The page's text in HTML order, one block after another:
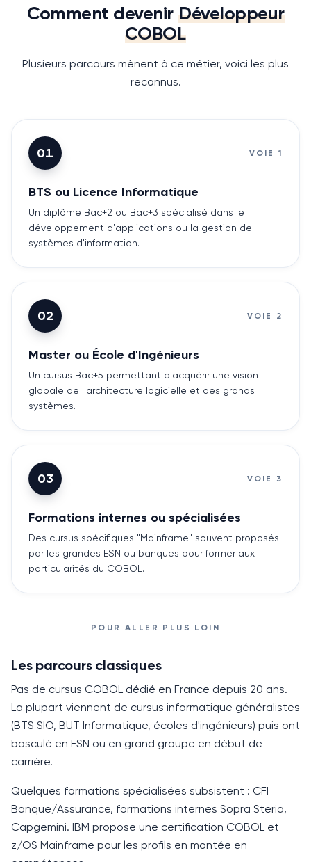
Comment devenir Développeur
COBOL
Plusieurs parcours mènent à ce métier, voici les plus
reconnus.
01 VOIE 1
BTS ou Licence Informatique
Un diplôme Bac+2 ou Bac+3 spécialisé dans le
développement d'applications ou la gestion de
systèmes d'information.
02 VOIE 2
Master ou École d'Ingénieurs
Un cursus Bac+5 permettant d'acquérir une vision
globale de l'architecture logicielle et des grands
systèmes.
03 VOIE 3
Formations internes ou spécialisées
Des cursus spécifiques "Mainframe" souvent proposés
par les grandes ESN ou banques pour former aux
particularités du COBOL.
POUR ALLER PLUS LOIN
Les parcours classiques
Pas de cursus COBOL dédié en France depuis 20 ans.
La plupart viennent de cursus informatique généralistes
(BTS SIO, BUT Informatique, écoles d'ingénieurs) puis ont
basculé en ESN ou en grand groupe en début de
carrière.
Quelques formations spécialisées subsistent : CFI
Banque/Assurance, formations internes Sopra Steria,
Capgemini. IBM propose une certification COBOL et
z/OS Mainframe pour les profils en montée en